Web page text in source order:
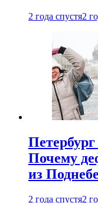
2 года спустя2
Почему
из
2 года спустя2